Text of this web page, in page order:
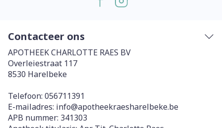
Contacteer ons
APOTHEEK CHARLOTTE RAES BV
Overleiestraat 117
8530 Harelbeke
Telefoon: 056711391
E-mailadres: info@apotheekraesharelbeke.be
APB nummer: 341303